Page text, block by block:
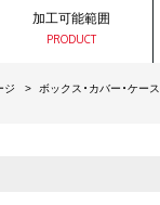
加工可能範囲
PRODUCT
ジ
ボックス・カバー・ケース